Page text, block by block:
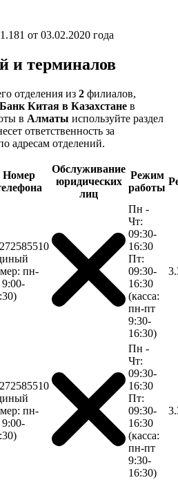
от 03.02.2020 года
и терминалов
отделения из 2 филиалов,
Банк Китая в Казахстане в
в Алматы используйте раздел
ответственность за
адресам отделений.
Номер
Обслуживание
юридических
лиц
Режим
работы
пн-
9:00-
Пн -
Чт:
09:30-
16:30
Пт:
09:30-
16:30
(касса:
пн-пт
9:30-
16:30)
пн-
9:00-
Пн -
Чт:
09:30-
16:30
Пт:
09:30-
16:30
(касса:
пн-пт
9:30-
16:30)